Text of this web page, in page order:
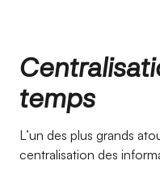
temps
L’un des plus grands
centralisation des